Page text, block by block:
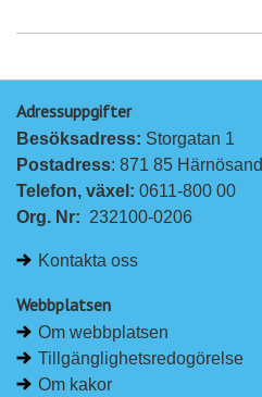
Adressuppgifter
Besöksadress: Storgatan 1
Postadress: 871 85 Härnösand
Telefon, växel: 0611-800 00
Org. Nr: 232100-0206
Kontakta oss
Webbplatsen
Om webbplatsen
Tillgänglighetsredogörelse
Om kakor